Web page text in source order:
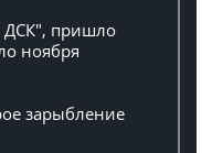
ДСК", пришло
ноября
зарыбление